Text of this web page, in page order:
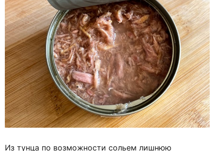
Из тунца по возможности сольем лишнюю